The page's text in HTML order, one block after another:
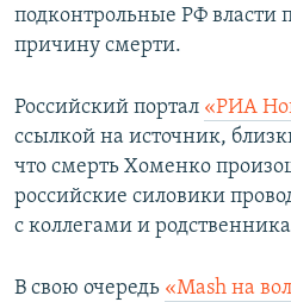
подконтрольные РФ власти
причину смерти.
Российский портал «РИА
ссылкой на источник,
что смерть Хоменко
российские силовики
с коллегами и
В свою очередь «Mash на